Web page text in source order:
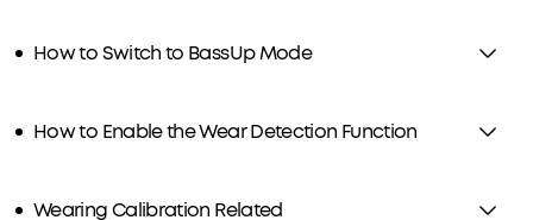
How to Switch to BassUp Mode
How to Enable the Wear Detection Function
Wearing Calibration Related